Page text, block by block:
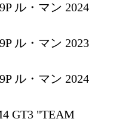
ル・マン 2024
ル・マン 2023
ル・マン 2024
GT3 "TEAM